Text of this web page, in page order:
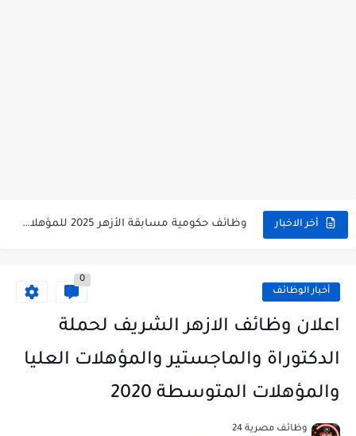
أخر الاخبار وظائف حكومية مسابقة الأزهر 2025 للمؤهلات والكليات المطلوبة للتقديم لمسابقة...
اعلان وظائف جريدة الاهرام المصرية عدد الجمعة 2025 للمؤهلات...
وظائف مجموعة العربى للحاصلين على بكالوريوس الهندسة تخصص ميكانيكا وكهرباء...
أخبار الوظائف
0
اعلان وظائف الازهر الشريف لحملة
الدكتوراة والماجستير والمؤهلات العليا
والمؤهلات المتوسطة 2020
وظائف مصرية 24